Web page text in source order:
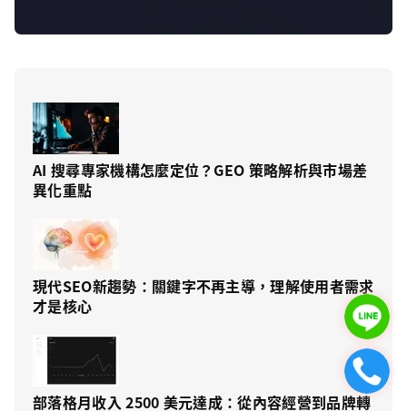
AI 搜尋專家機構怎麼定位？GEO 策略解析與市場差
異化重點
現代SEO新趨勢：關鍵字不再主導，理解使用者需求
才是核心
部落格月收入 2500 美元達成：從內容經營到品牌轉